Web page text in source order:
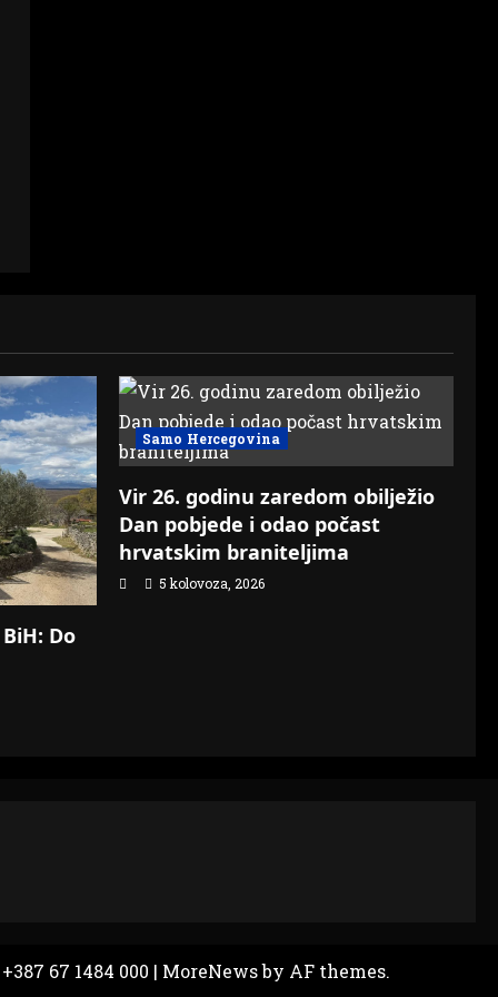
Do
Samo Hercegovina
Vir 26. godinu zaredom obilježio
Dan pobjede i odao počast
hrvatskim braniteljima
5 kolovoza, 2026
67 1484 000 | MoreNewsby AF themes.